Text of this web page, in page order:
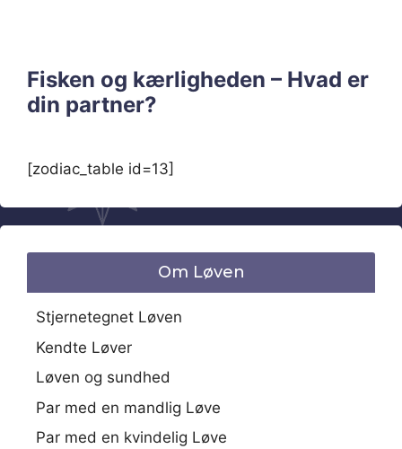
Fisken og kærligheden – Hvad er
din partner?
[zodiac_table id=13]
Om Løven
Stjernetegnet Løven
Kendte Løver
Løven og sundhed
Par med en mandlig Løve
Par med en kvindelig Løve